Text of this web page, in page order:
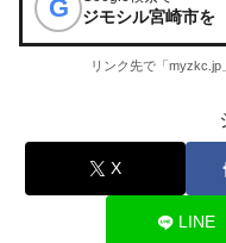
G ジモシル宮崎市を
リンク先で「
X
LINE